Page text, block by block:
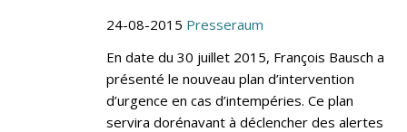
24-08-2015 Presseraum
En date du 30 juillet 2015, François Bausch a
présenté le nouveau plan d’intervention
d’urgence en cas d’intempéries. Ce plan
servira dorénavant à déclencher des alertes